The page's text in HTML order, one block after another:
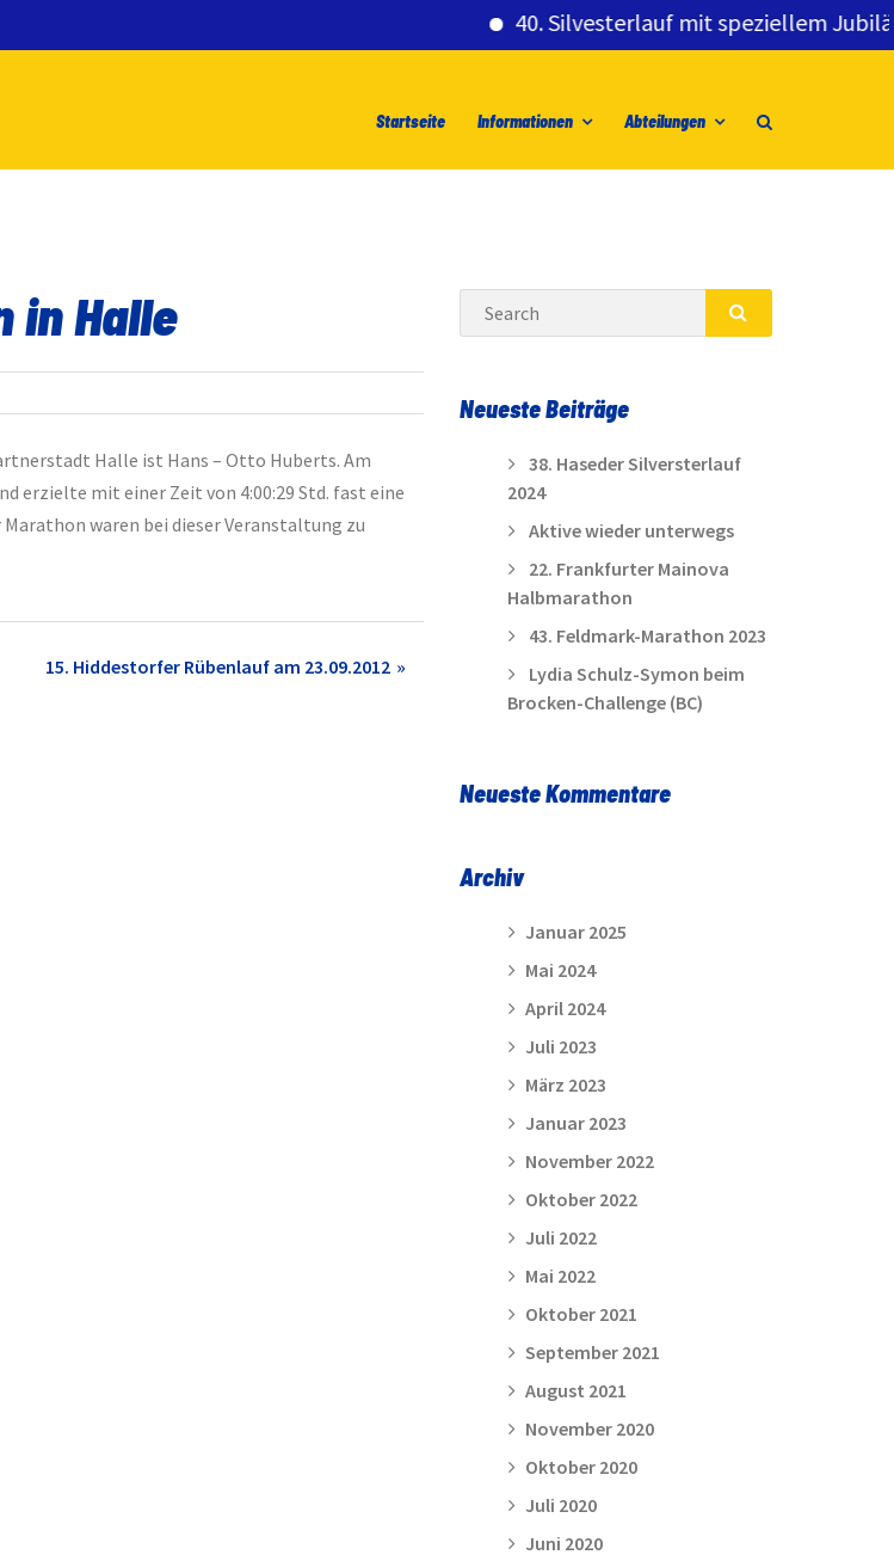
40. Silvesterlauf mit speziellem
Startseite Informationen Abteilungen
in Halle
Halle ist Hans – Otto Huberts. Am
erzielte mit einer Zeit von 4:00:29 Std. fast eine
Marathon waren bei dieser Veranstaltung zu
15. Hiddestorfer Rübenlauf am 23.09.2012
Search
SEARCH
Neueste Beiträge
38. Haseder Silversterlauf
2024
Aktive wieder unterwegs
22. Frankfurter Mainova
Halbmarathon
43. Feldmark-Marathon 2023
Lydia Schulz-Symon beim
Brocken-Challenge (BC)
Neueste Kommentare
Archiv
Januar 2025
Mai 2024
April 2024
Juli 2023
März 2023
Januar 2023
November 2022
Oktober 2022
Juli 2022
Mai 2022
Oktober 2021
September 2021
August 2021
November 2020
Oktober 2020
Juli 2020
Juni 2020